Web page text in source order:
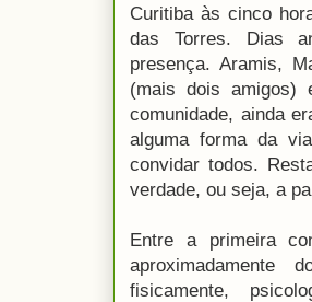
Curitiba às cinco
das Torres. Dias
presença. Aramis,
(mais dois amigos)
comunidade, ainda
alguma forma da
convidar todos.
verdade, ou seja, a
Entre a primeira
aproximadamente
fisicamente,